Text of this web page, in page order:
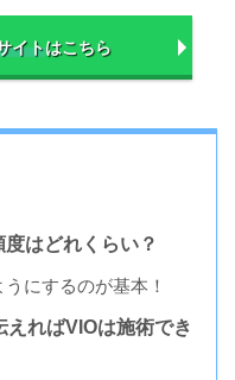
イトはこちら
はどれくらい？
にするのが基本！
ればVIOは施術でき